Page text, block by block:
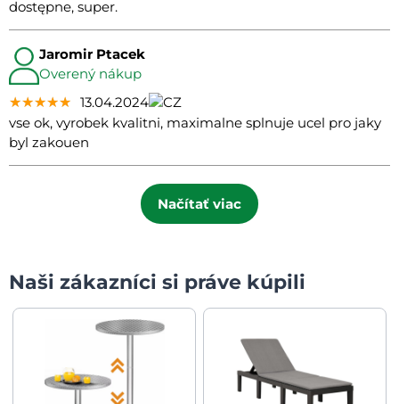
dostępne, super.
Jaromir Ptacek
Overený nákup
★★★★★
★★★★★
★★★★★ 13.04.2024
vse ok, vyrobek kvalitni, maximalne splnuje ucel pro jaky
byl zakouen
Načítať viac
Naši zákazníci si práve kúpili